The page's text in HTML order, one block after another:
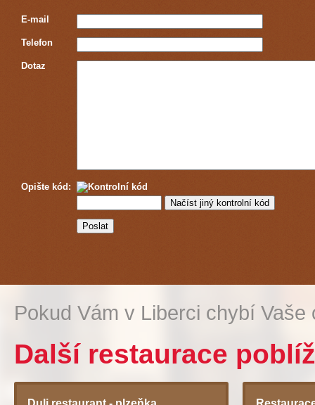
E-mail
Telefon
Dotaz
Opište kód:
Pokud Vám v Liberci chybí
Další restaurace